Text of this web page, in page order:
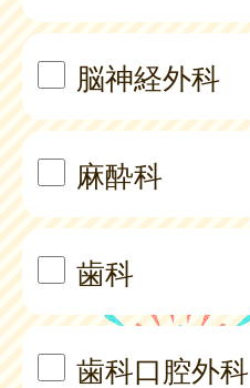
脳神経外科
麻酔科
歯科
歯科口腔外科